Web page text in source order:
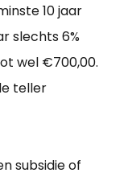
10 jaar
slechts 6%
wel €700,00.
teller
subsidie of